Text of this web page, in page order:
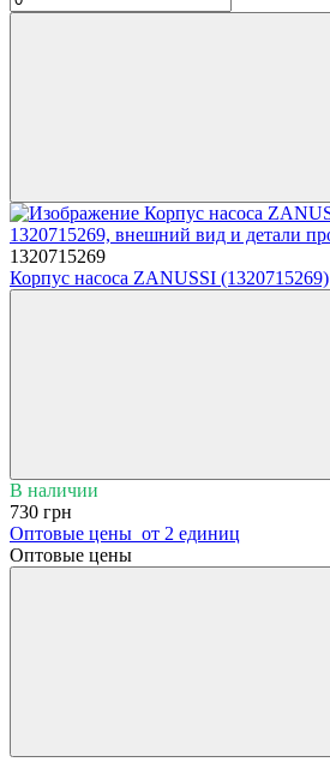
1320715269
Корпус насоса ZANUSSI (1320715269)
В наличии
730 грн
Оптовые цены от 2 единиц
Оптовые цены